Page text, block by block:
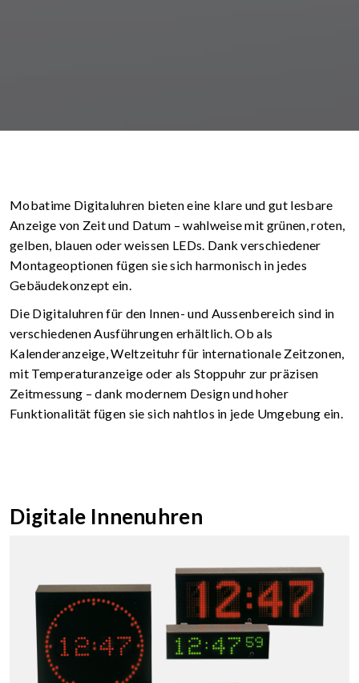
Mobatime Digitaluhren bieten eine klare und gut lesbare
Anzeige von Zeit und Datum – wahlweise mit grünen, roten,
gelben, blauen oder weissen LEDs. Dank verschiedener
Montageoptionen fügen sie sich harmonisch in jedes
Gebäudekonzept ein.
Die Digitaluhren für den Innen- und Aussenbereich sind in
verschiedenen Ausführungen erhältlich. Ob als
Kalenderanzeige, Weltzeituhr für internationale Zeitzonen,
mit Temperaturanzeige oder als Stoppuhr zur präzisen
Zeitmessung – dank modernem Design und hoher
Funktionalität fügen sie sich nahtlos in jede Umgebung ein.
Digitale Innenuhren